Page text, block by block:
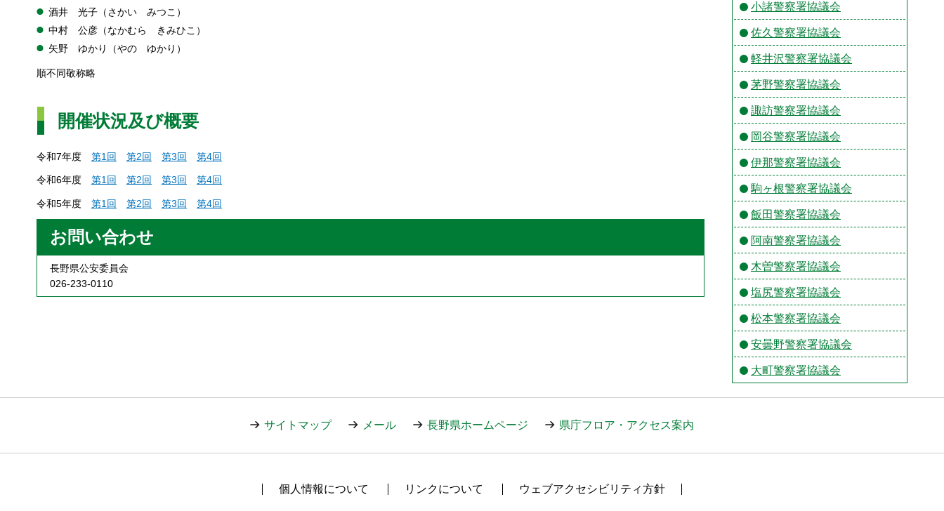
酒井
光子（さかい みつこ）
中村
公彦（なかむら きみひこ）
矢野
ゆかり（やの ゆかり）
順不同敬称略
開催状況及び概要
令和7年度 第1回 第2回 第3回 第4回
令和6年度 第1回 第2回 第3回 第4回
令和5年度 第1回 第2回 第3回 第4回
お問い合わせ
長野県公安委員会
026-233-0110
小諸警察署協議会
佐久警察署協議会
軽井沢警察署協議会
茅野警察署協議会
諏訪警察署協議会
岡谷警察署協議会
伊那警察署協議会
駒ヶ根警察署協議会
飯田警察署協議会
阿南警察署協議会
木曽警察署協議会
塩尻警察署協議会
松本警察署協議会
安曇野警察署協議会
大町警察署協議会
サイトマップ メール 長野県ホームページ 県庁フロア・アクセス案内
個人情報について リンクについて ウェブアクセシビリティ方針